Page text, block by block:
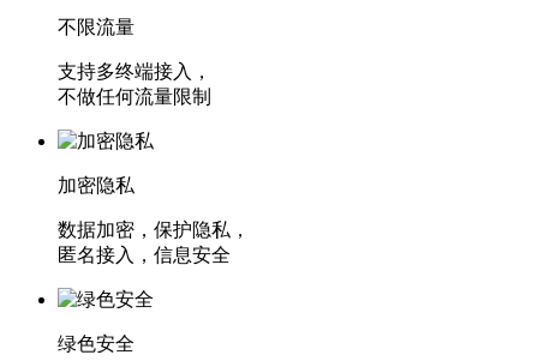
不限流量
支持多终端接入，
不做任何流量限制
加密隐私
数据加密，保护隐私，
匿名接入，信息安全
绿色安全